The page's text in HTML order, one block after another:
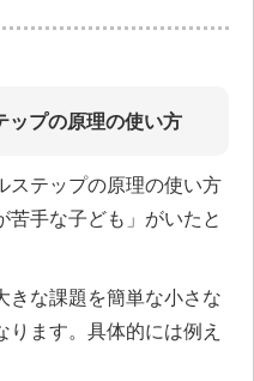
ップの原理の使い方
ステップの原理の使い方
苦手な子ども」がいたと
きな課題を簡単な小さな
ます。具体的には例え